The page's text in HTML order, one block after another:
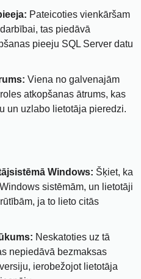
Pateicoties vienkāršam
tas piedāvā
pieeju SQL Server datu
Viena no galvenajām
atkopšanas ātrums, kas
un uzlabo lietotāja pieredzi.
Windows: Šķiet, ka
sistēmām, un lietotāji
ja to lieto citās
Neskatoties uz tā
nepiedāvā bezmaksas
ierobežojot lietotāja